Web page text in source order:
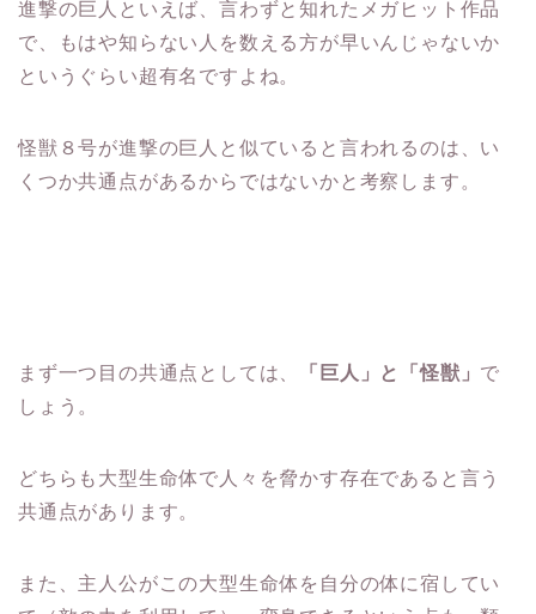
進撃の巨人といえば、言わずと知れたメガヒット作品
で、もはや知らない人を数える方が早いんじゃないか
というぐらい超有名ですよね。
怪獣８号が進撃の巨人と似ていると言われるのは、い
くつか共通点があるからではないかと考察します。
まず一つ目の共通点としては、 「巨人」と「怪獣」 で
しょう。
どちらも大型生命体で人々を脅かす存在であると言う
共通点があります。
また、主人公がこの大型生命体を自分の体に宿してい